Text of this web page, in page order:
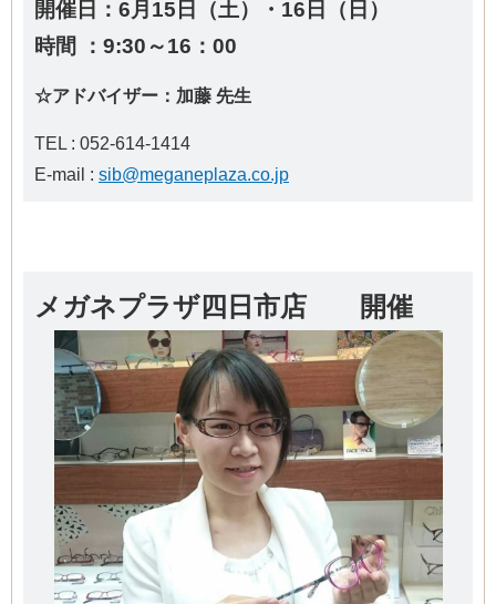
開催日：6月15日（土）・16日（日）
時間 ：9:30～16：00
☆アドバイザー：加藤 先生
TEL : 052-614-1414
E-mail : sib@meganeplaza.co.jp
メガネプラザ四日市店 開催